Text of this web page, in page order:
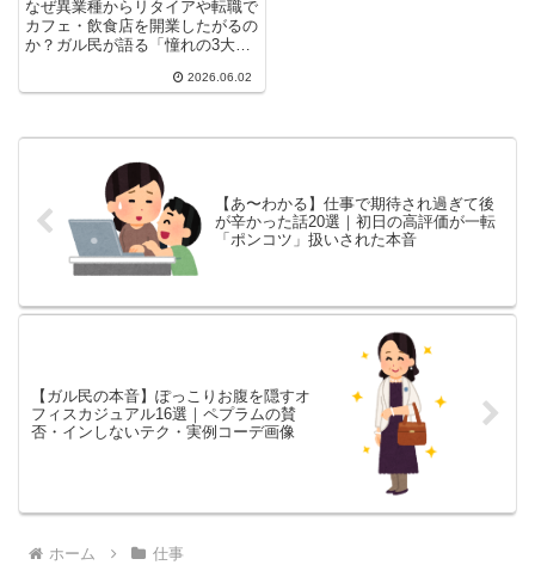
なぜ異業種からリタイアや転職で
カフェ・飲食店を開業したがるの
か？ガル民が語る「憧れの3大理
で、失敗談・生存者バイアスの
2026.06.02
【あ〜わかる】仕事で期待され過ぎて後
が辛かった話20選｜初日の高評価が一転
「ポンコツ」扱いされた本音
【ガル民の本音】ぽっこりお腹を隠すオ
フィスカジュアル16選｜ペプラムの賛
否・インしないテク・実例コーデ画像
ホーム 仕事